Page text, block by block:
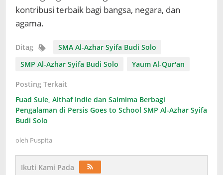
kontribusi terbaik bagi bangsa, negara, dan
agama.
Ditag
SMA Al-Azhar Syifa Budi Solo
SMP Al-Azhar Syifa Budi Solo
Yaum Al-Qur'an
Posting Terkait
Fuad Sule, Althaf Indie dan Saimima Berbagi
Pengalaman di Persis Goes to School SMP Al-Azhar Syifa
Budi Solo
oleh Puspita
Ikuti Kami Pada